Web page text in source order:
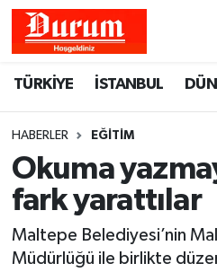
TÜRKİYE İSTANBUL
HABERLER EĞİTİM
Okuma
fark yarattılar
Maltepe Belediyesi’nin
Müdürlüğü ile birlikte
Hava Durumu
Namaz Vakitleri
Trafik Durumu
Süper Lig Puan Durumu